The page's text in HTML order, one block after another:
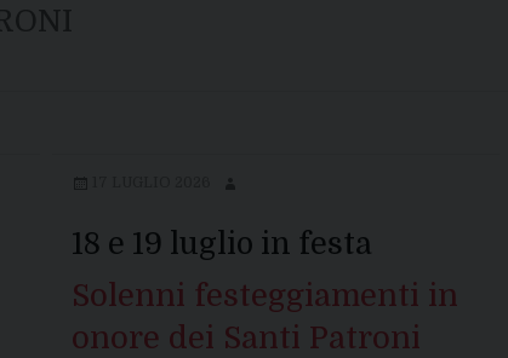
18 e 19 luglio in festa
Solenni festeggiamenti in
onore dei Santi Patroni